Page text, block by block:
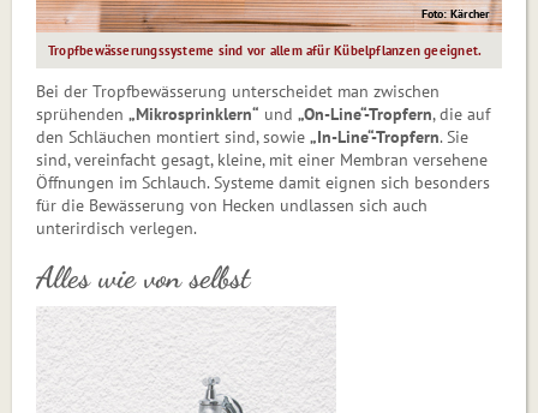
Foto: Kärcher
Tropfbewässerungssysteme sind vor allem afür Kübelpflanzen geeignet.
Bei der Tropfbewässerung unterscheidet man zwischen
sprühenden „Mikro­sprinklern“ und „On-Line“-Tropfern, die auf
den Schläuchen montiert sind, sowie „In-Line“-Tropfern. Sie
sind, vereinfacht gesagt, kleine, mit einer Membran versehene
Öffnungen im Schlauch. Systeme damit eignen sich besonders
für die Bewässerung von Hecken undlassen sich auch
unterirdisch verlegen.
Alles wie von selbst